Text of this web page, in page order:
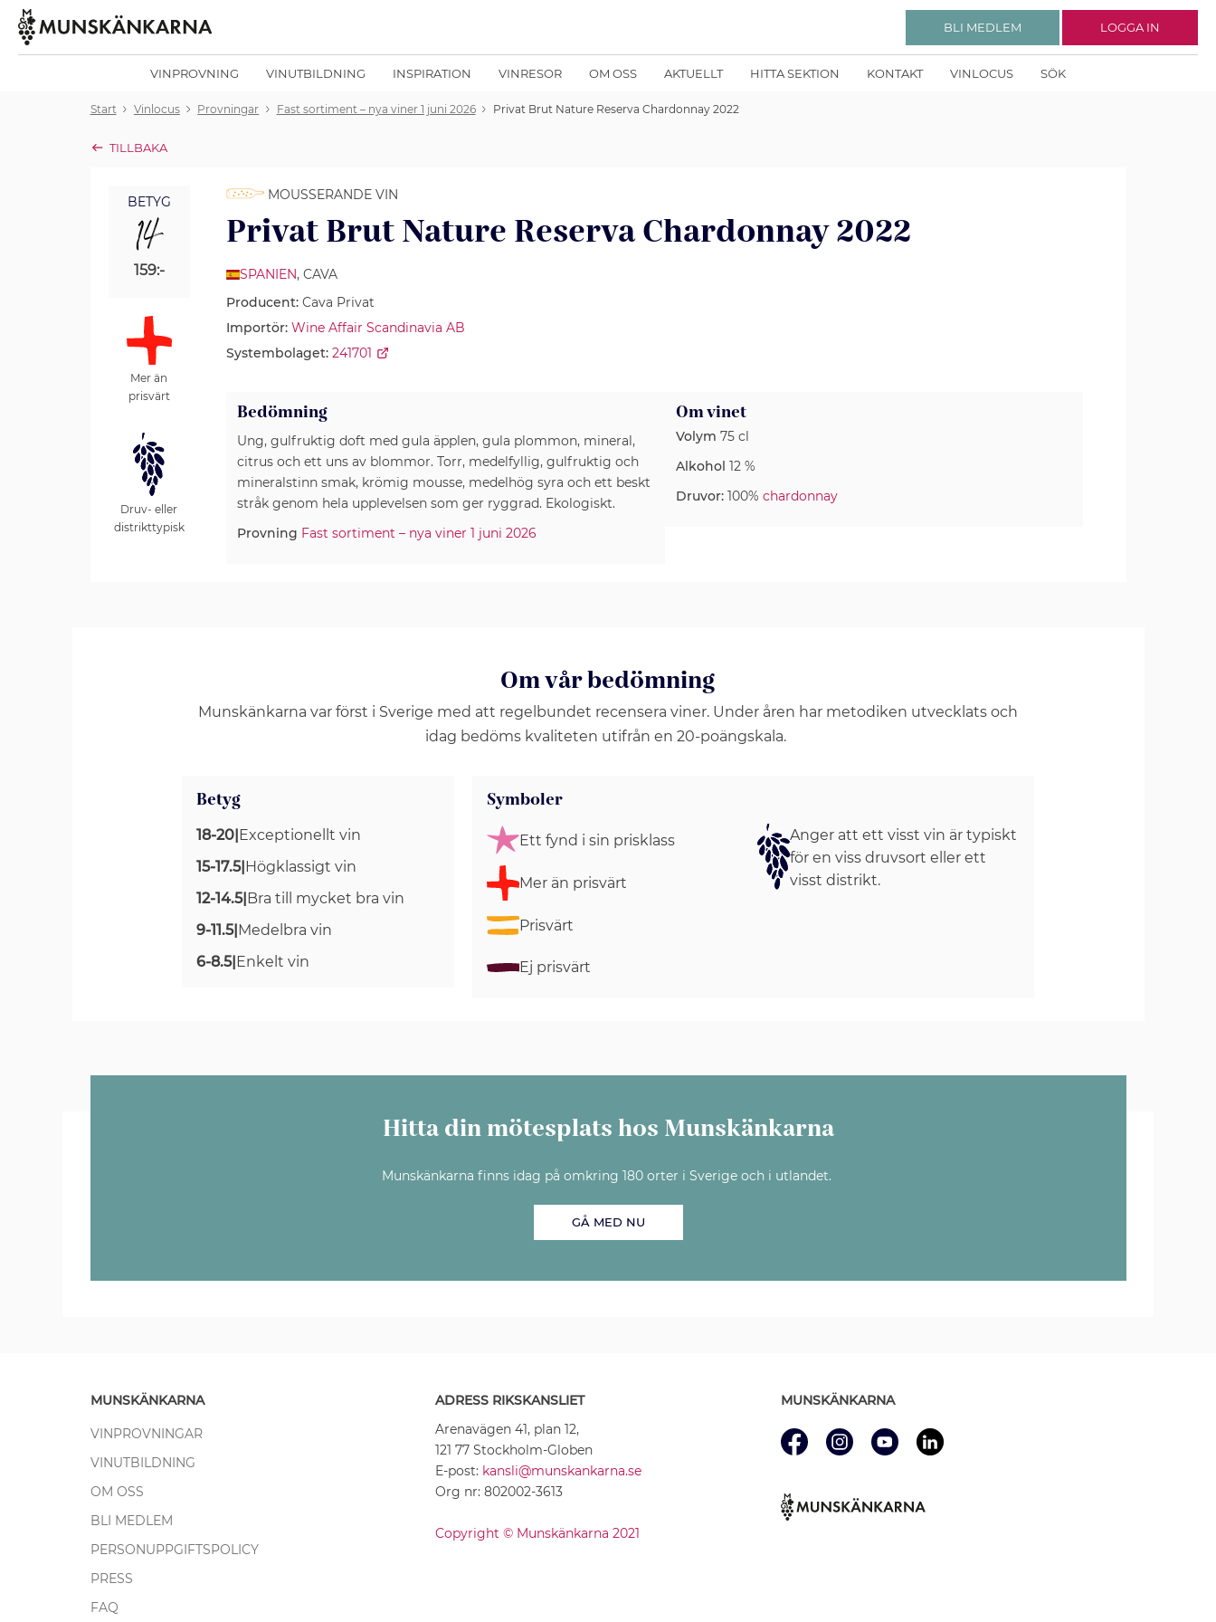
VINPROVNING VINUTBILDNING INSPIRATION VINRESOR OM OSS AKTUELLT HITTA SEKTION KONTAKT VINLOCUS SÖK
BLI MEDLEM LOGGA IN
Start Vinlocus Provningar Fast sortiment – nya viner 1 juni 2026 Privat Brut Nature Reserva Chardonnay 2022
TILLBAKA
BETYG
14
159:-
Mer än
prisvärt
Druv- eller
distrikttypisk
MOUSSERANDE VIN
Privat Brut Nature Reserva Chardonnay 2022
SPANIEN, CAVA
Producent:Cava Privat
Importör: Wine Affair Scandinavia AB
Systembolaget: 241701
Bedömning
Ung, gulfruktig doft med gula äpplen, gula plommon, mineral,
citrus och ett uns av blommor. Torr, medelfyllig, gulfruktig och
mineralstinn smak, krömig mousse, medelhög syra och ett beskt
stråk genom hela upplevelsen som ger ryggrad. Ekologiskt.
Provning Fast sortiment – nya viner 1 juni 2026
Om vinet
Volym 75 cl
Alkohol 12 %
Druvor: 100% chardonnay
Om vår bedömning
Munskänkarna var först i Sverige med att regelbundet recensera viner. Under åren har metodiken utvecklats och
idag bedöms kvaliteten utifrån en 20-poängskala.
Betyg
18-20|Exceptionellt vin
15-17.5|Högklassigt vin
12-14.5|Bra till mycket bra vin
9-11.5|Medelbra vin
6-8.5|Enkelt vin
Symboler
Ett fynd i sin prisklass
Mer än prisvärt
Prisvärt
Ej prisvärt
Anger att ett visst vin är typiskt
för en viss druvsort eller ett
visst distrikt.
Hitta din mötesplats hos Munskänkarna
Munskänkarna finns idag på omkring 180 orter i Sverige och i utlandet.
GÅ MED NU
MUNSKÄNKARNA
VINPROVNINGAR
VINUTBILDNING
OM OSS
BLI MEDLEM
PERSONUPPGIFTSPOLICY
PRESS
FAQ
ADRESS RIKSKANSLIET
Arenavägen 41, plan 12,
121 77 Stockholm-Globen
E-post: kansli@munskankarna.se
Org nr: 802002-3613
Copyright © Munskänkarna 2021
MUNSKÄNKARNA